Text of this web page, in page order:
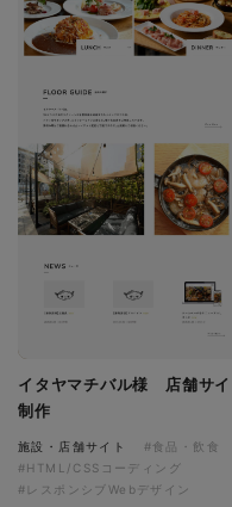
イタヤマチバル様 店舗サイ
制作
施設・店舗サイト
#食品・飲食
#HTML/CSSコーディング
#レスポンシブWebデザイン